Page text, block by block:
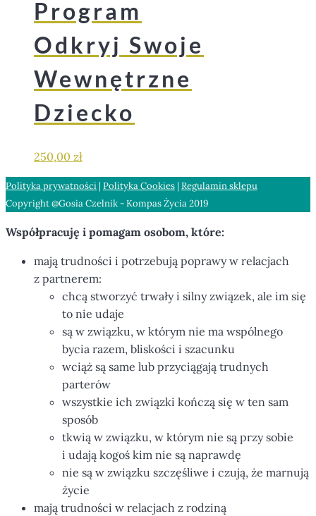
Program
Odkryj Swoje
Wewnętrzne
Dziecko
250,00 zł
Polityka prywatności | Polityka Cookies | Regulamin sklepu
Copyright @Gosia Czelnik - Kompas Życia 2019
Współpracuję i pomagam osobom, które:
mają trudności i potrzebują poprawy w relacjach
z partnerem:
chcą stworzyć trwały i silny związek, ale im się
to nie udaje
są w związku, w którym nie ma wspólnego
bycia razem, bliskości i szacunku
wciąż są same lub przyciągają trudnych
parterów
wszystkie ich związki kończą się w ten sam
sposób
tkwią w związku, w którym nie są przy sobie
i udają kogoś kim nie są naprawdę
nie są w związku szczęśliwe i czują, że marnują
życie
mają trudności w relacjach z rodziną